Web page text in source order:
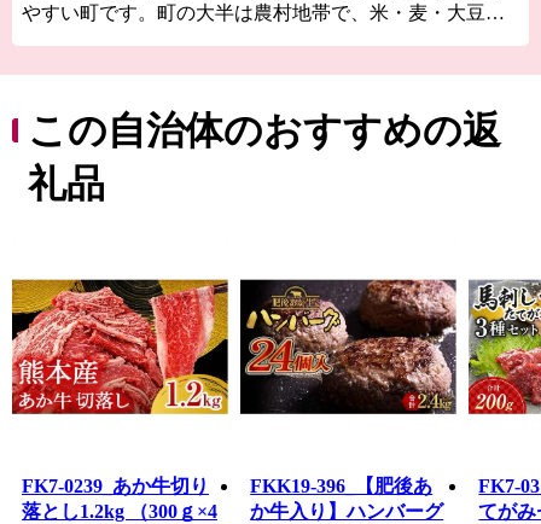
やすい町です。町の大半は農村地帯で、米・麦・大豆の
ばれた浮島をはじめ、阿蘇の伏流水が湧き出る湧水池が
点在しています。
この自治体のおすすめの返
礼品
FK7-0239_あか牛切り
落とし1.2kg （300ｇ×4
FKK19-396_【肥後あ
か牛入り】ハンバーグ
FK7-
てがみ